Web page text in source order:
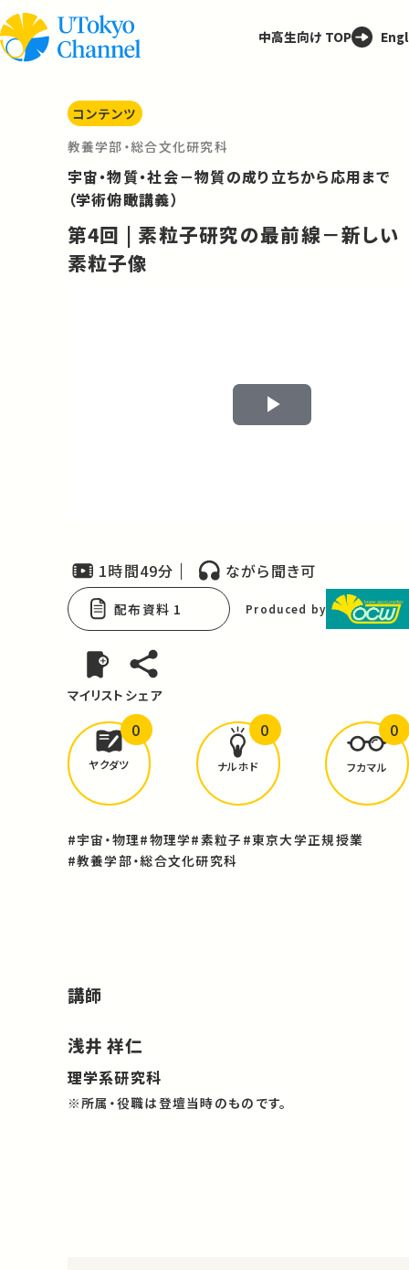
中高生向け TOP
コンテンツ
教養学部・総合文化研究科
宇宙・物質・社会－物質の成り立ちから応用まで
（学術俯瞰講義）
第4回 | 素粒子研究の最前線－新しい
素粒子像
Play
1時間49分 ながら聞き可
配布資料 1 Produced by
マイリスト シェア
どんな学びがありましたか？
ヤクダツ
0
ナルホド
0
フカマル
0
#宇宙・物理#物理学#素粒子 #東京大学正規授業
#教養学部・総合文化研究科
講師
浅井 祥仁
理学系研究科
※所属・役職は登壇当時のものです。